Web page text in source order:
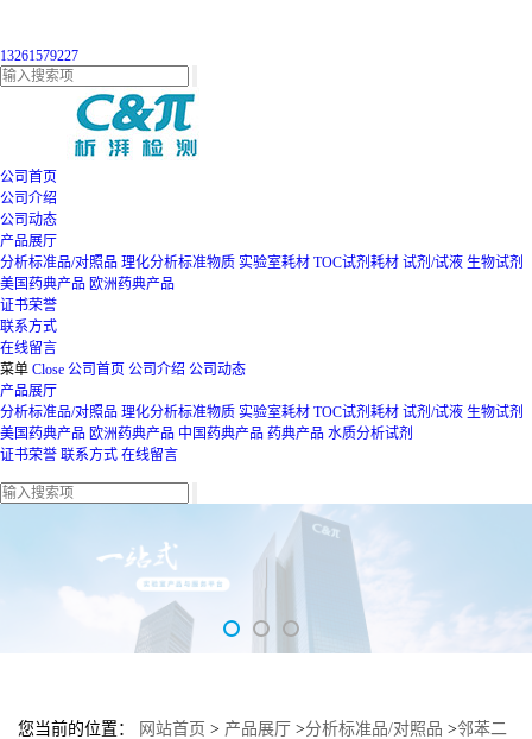
13261579227
公司首页
公司介绍
公司动态
产品展厅
分析标准品/对照品 理化分析标准物质 实验室耗材 TOC试剂耗材 试剂/试液 生物试剂
美国药典产品 欧洲药典产品
证书荣誉
联系方式
在线留言
菜单 Close 公司首页 公司介绍 公司动态
产品展厅
分析标准品/对照品 理化分析标准物质 实验室耗材 TOC试剂耗材 试剂/试液 生物试剂
美国药典产品 欧洲药典产品 中国药典产品 药典产品 水质分析试剂
证书荣誉 联系方式 在线留言
您当前的位置： 网站首页 > 产品展厅 >分析标准品/对照品 >邻苯二